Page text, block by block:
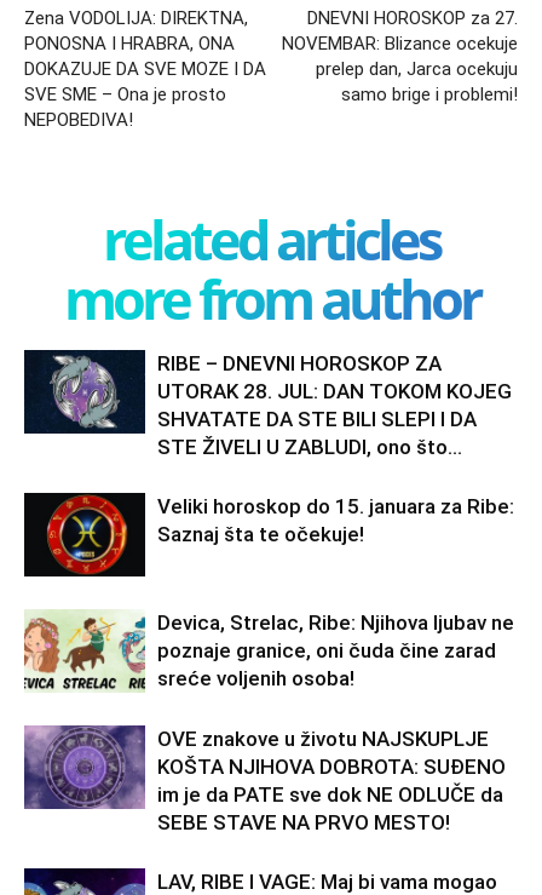
Zena VODOLIJA: DIREKTNA,
PONOSNA I HRABRA, ONA
DOKAZUJE DA SVE MOZE I DA
SVE SME – Ona je prosto
NEPOBEDIVA!
DNEVNI HOROSKOP za 27.
NOVEMBAR: Blizance ocekuje
prelep dan, Jarca ocekuju
samo brige i problemi!
related articles
more from author
RIBE – DNEVNI HOROSKOP ZA
UTORAK 28. JUL: DAN TOKOM KOJEG
SHVATATE DA STE BILI SLEPI I DA
STE ŽIVELI U ZABLUDI, ono što...
Veliki horoskop do 15. januara za Ribe:
Saznaj šta te očekuje!
Devica, Strelac, Ribe: Njihova ljubav ne
poznaje granice, oni čuda čine zarad
sreće voljenih osoba!
OVE znakove u životu NAJSKUPLJE
KOŠTA NJIHOVA DOBROTA: SUĐENO
im je da PATE sve dok NE ODLUČE da
SEBE STAVE NA PRVO MESTO!
LAV, RIBE I VAGE: Maj bi vama mogao